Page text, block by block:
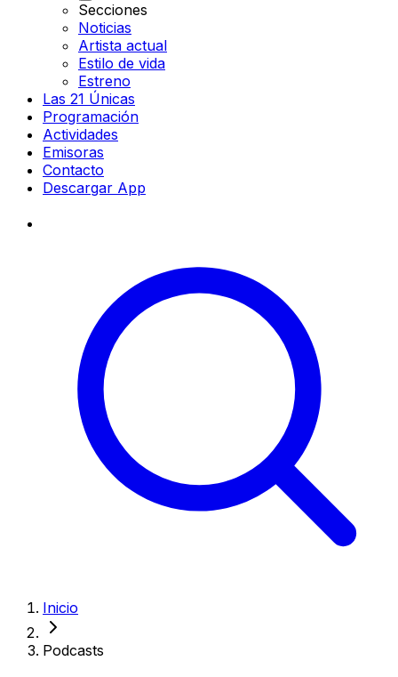
Secciones
Noticias
Artista actual
Estilo de vida
Estreno
Las 21 Únicas
Programación
Actividades
Emisoras
Contacto
Descargar App
Inicio
Podcasts